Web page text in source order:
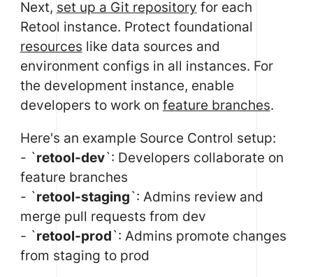
Next, set up a Git repository for each
Retool instance. Protect foundational
resources like data sources and
environment configs in all instances. For
the development instance, enable
developers to work on feature branches.
Here's an example Source Control setup:
- `retool-dev`: Developers collaborate on
feature branches
- `retool-staging`: Admins review and
merge pull requests from dev
- `retool-prod`: Admins promote changes
from staging to prod